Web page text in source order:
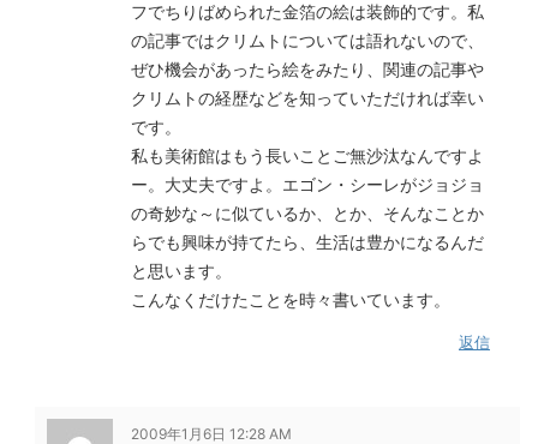
フでちりばめられた金箔の絵は装飾的です。私
の記事ではクリムトについては語れないので、
ぜひ機会があったら絵をみたり、関連の記事や
クリムトの経歴などを知っていただければ幸い
です。
私も美術館はもう長いことご無沙汰なんですよ
ー。大丈夫ですよ。エゴン・シーレがジョジョ
の奇妙な～に似ているか、とか、そんなことか
らでも興味が持てたら、生活は豊かになるんだ
と思います。
こんなくだけたことを時々書いています。
返信
2009年1月6日 12:28 AM